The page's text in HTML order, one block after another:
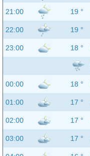
21:00 19 °
22:00 19 °
23:00 18 °
00:00 18 °
01:00 17 °
02:00 17 °
03:00 17 °